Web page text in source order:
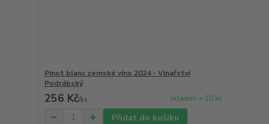
Pinot blanc zemské víno 2024 - Vinařství
Podrábský
256 Kč/ks skladem > 10 ks
Přidat do košíku